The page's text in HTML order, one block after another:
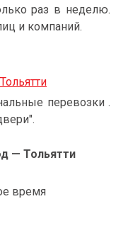
раз в неделю.
и компаний.
перевозки .
— Тольятти
время